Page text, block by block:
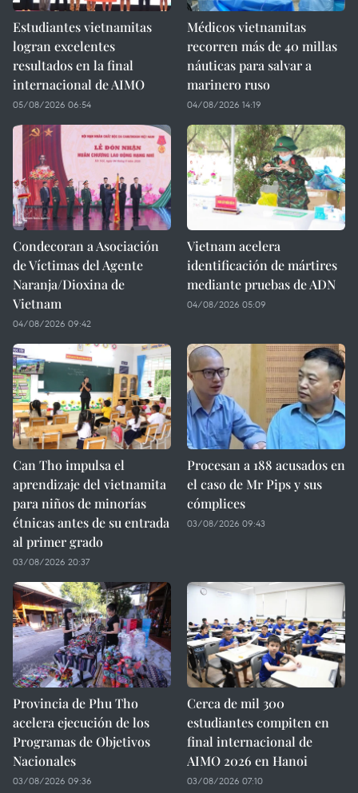
Estudiantes vietnamitas
logran excelentes
resultados en la final
internacional de AIMO
05/08/2026 06:54
Médicos vietnamitas
recorren más de 40 millas
náuticas para salvar a
marinero ruso
04/08/2026 14:19
Condecoran a Asociación
de Víctimas del Agente
Naranja/Dioxina de
Vietnam
04/08/2026 09:42
Vietnam acelera
identificación de mártires
mediante pruebas de ADN
04/08/2026 05:09
Can Tho impulsa el
aprendizaje del vietnamita
para niños de minorías
étnicas antes de su entrada
al primer grado
03/08/2026 20:37
Procesan a 188 acusados en
el caso de Mr Pips y sus
cómplices
03/08/2026 09:43
Provincia de Phu Tho
acelera ejecución de los
Programas de Objetivos
Nacionales
03/08/2026 09:36
Cerca de mil 300
estudiantes compiten en
final internacional de
AIMO 2026 en Hanoi
03/08/2026 07:10